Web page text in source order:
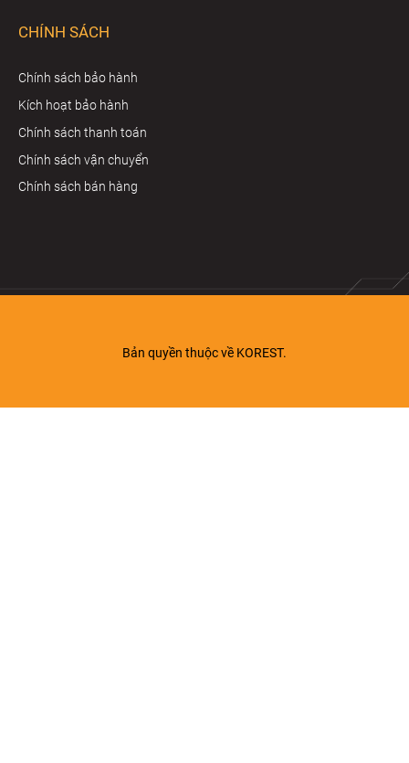
CHÍNH SÁCH
Chính sách bảo hành
Kích hoạt bảo hành
Chính sách thanh toán
Chính sách vận chuyển
Chính sách bán hàng
Bản quyền thuộc về KOREST.